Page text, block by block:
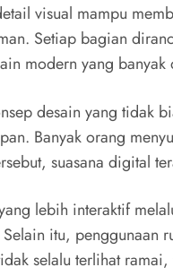
visual mampu
Setiap bagian
modern yang
desain yang tidak
Banyak orang
suasana digital
lebih interaktif
itu,
selalu terlihat